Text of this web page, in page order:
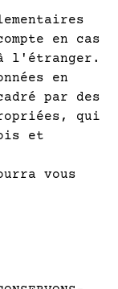
en cas
l'étranger.
en
par des
qui
et
vous